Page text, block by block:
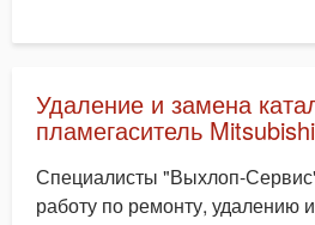
Удаление и замена
пламегаситель
Специалисты "Выхлоп-
работу по ремонту, удалению